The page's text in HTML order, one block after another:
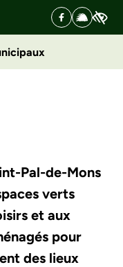
Facebook
(ouverture
illiwap
Pal-de-Mons
verts
et aux
pour
des lieux